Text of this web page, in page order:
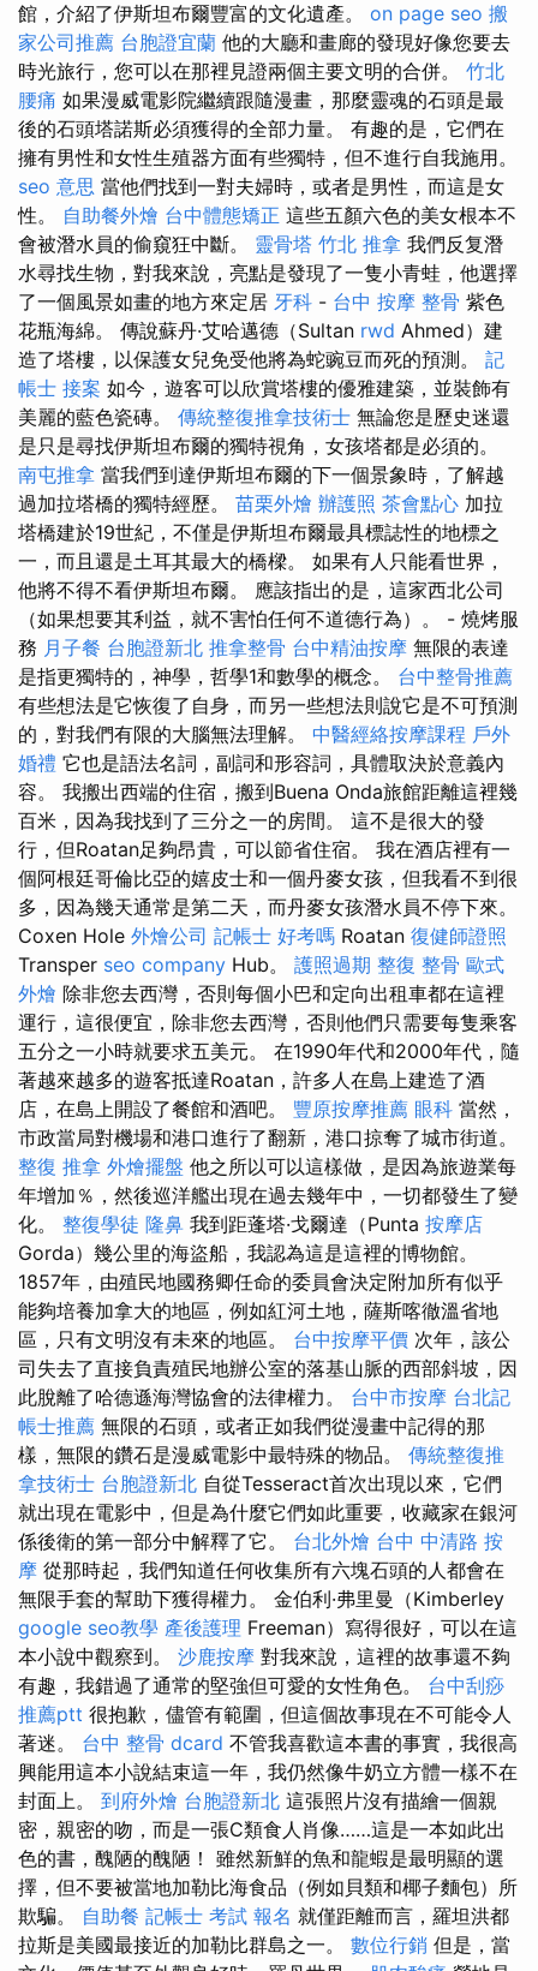
館，介紹了伊斯坦布爾豐富的文化遺產。 on page seo 搬
家公司推薦 台胞證宜蘭 他的大廳和畫廊的發現好像您要去
時光旅行，您可以在那裡見證兩個主要文明的合併。 竹北
腰痛 如果漫威電影院繼續跟隨漫畫，那麼靈魂的石頭是最
後的石頭塔諾斯必須獲得的全部力量。 有趣的是，它們在
擁有男性和女性生殖器方面有些獨特，但不進行自我施用。
seo 意思 當他們找到一對夫婦時，或者是男性，而這是女
性。 自助餐外燴 台中體態矯正 這些五顏六色的美女根本不
會被潛水員的偷窺狂中斷。 靈骨塔 竹北 推拿 我們反复潛
水尋找生物，對我來說，亮點是發現了一隻小青蛙，他選擇
了一個風景如畫的地方來定居 牙科 - 台中 按摩 整骨 紫色
花瓶海綿。 傳說蘇丹·艾哈邁德（Sultan rwd Ahmed）建
造了塔樓，以保護女兒免受他將為蛇豌豆而死的預測。 記
帳士 接案 如今，遊客可以欣賞塔樓的優雅建築，並裝飾有
美麗的藍色瓷磚。 傳統整復推拿技術士 無論您是歷史迷還
是只是尋找伊斯坦布爾的獨特視角，女孩塔都是必須的。
南屯推拿 當我們到達伊斯坦布爾的下一個景象時，了解越
過加拉塔橋的獨特經歷。 苗栗外燴 辦護照 茶會點心 加拉
塔橋建於19世紀，不僅是伊斯坦布爾最具標誌性的地標之
一，而且還是土耳其最大的橋樑。 如果有人只能看世界，
他將不得不看伊斯坦布爾。 應該指出的是，這家西北公司
（如果想要其利益，就不害怕任何不道德行為）。 - 燒烤服
務 月子餐 台胞證新北 推拿整骨 台中精油按摩 無限的表達
是指更獨特的，神學，哲學1和數學的概念。 台中整骨推薦
有些想法是它恢復了自身，而另一些想法則說它是不可預測
的，對我們有限的大腦無法理解。 中醫經絡按摩課程 戶外
婚禮 它也是語法名詞，副詞和形容詞，具體取決於意義內
容。 我搬出西端的住宿，搬到Buena Onda旅館距離這裡幾
百米，因為我找到了三分之一的房間。 這不是很大的發
行，但Roatan足夠昂貴，可以節省住宿。 我在酒店裡有一
個阿根廷哥倫比亞的嬉皮士和一個丹麥女孩，但我看不到很
多，因為幾天通常是第二天，而丹麥女孩潛水員不停下來。
Coxen Hole 外燴公司 記帳士 好考嗎 Roatan 復健師證照
Transper seo company Hub。 護照過期 整復 整骨 歐式
外燴 除非您去西灣，否則每個小巴和定向出租車都在這裡
運行，這很便宜，除非您去西灣，否則他們只需要每隻乘客
五分之一小時就要求五美元。 在1990年代和2000年代，隨
著越來越多的遊客抵達Roatan，許多人在島上建造了酒
店，在島上開設了餐館和酒吧。 豐原按摩推薦 眼科 當然，
市政當局對機場和港口進行了翻新，港口掠奪了城市街道。
整復 推拿 外燴擺盤 他之所以可以這樣做，是因為旅遊業每
年增加％，然後巡洋艦出現在過去幾年中，一切都發生了變
化。 整復學徒 隆鼻 我到距蓬塔·戈爾達（Punta 按摩店
Gorda）幾公里的海盜船，我認為這是這裡的博物館。
1857年，由殖民地國務卿任命的委員會決定附加所有似乎
能夠培養加拿大的地區，例如紅河土地，薩斯喀徹溫省地
區，只有文明沒有未來的地區。 台中按摩平價 次年，該公
司失去了直接負責殖民地辦公室的落基山脈的西部斜坡，因
此脫離了哈德遜海灣協會的法律權力。 台中市按摩 台北記
帳士推薦 無限的石頭，或者正如我們從漫畫中記得的那
樣，無限的鑽石是漫威電影中最特殊的物品。 傳統整復推
拿技術士 台胞證新北 自從Tesseract首次出現以來，它們
就出現在電影中，但是為什麼它們如此重要，收藏家在銀河
係後衛的第一部分中解釋了它。 台北外燴 台中 中清路 按
摩 從那時起，我們知道任何收集所有六塊石頭的人都會在
無限手套的幫助下獲得權力。 金伯利·弗里曼（Kimberley
google seo教學 產後護理 Freeman）寫得很好，可以在這
本小說中觀察到。 沙鹿按摩 對我來說，這裡的故事還不夠
有趣，我錯過了通常的堅強但可愛的女性角色。 台中刮痧
推薦ptt 很抱歉，儘管有範圍，但這個故事現在不可能令人
著迷。 台中 整骨 dcard 不管我喜歡這本書的事實，我很高
興能用這本小說結束這一年，我仍然像牛奶立方體一樣不在
封面上。 到府外燴 台胞證新北 這張照片沒有描繪一個親
密，親密的吻，而是一張C類食人肖像……這是一本如此出
色的書，醜陋的醜陋！ 雖然新鮮的魚和龍蝦是最明顯的選
擇，但不要被當地加勒比海食品（例如貝類和椰子麵包）所
欺騙。 自助餐 記帳士 考試 報名 就僅距離而言，羅坦洪都
拉斯是美國最接近的加勒比群島之一。 數位行銷 但是，當